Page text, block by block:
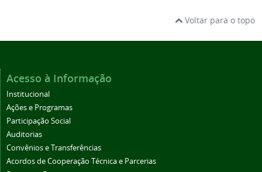
Voltar para o topo
Acesso à Informação
Institucional
Ações e Programas
Participação Social
Auditorias
Convênios e Transferências
Acordos de Cooperação Técnica e Parcerias